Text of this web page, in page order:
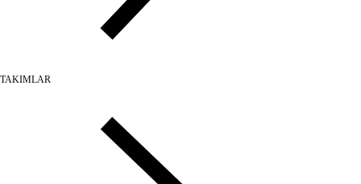
TAKIMLAR